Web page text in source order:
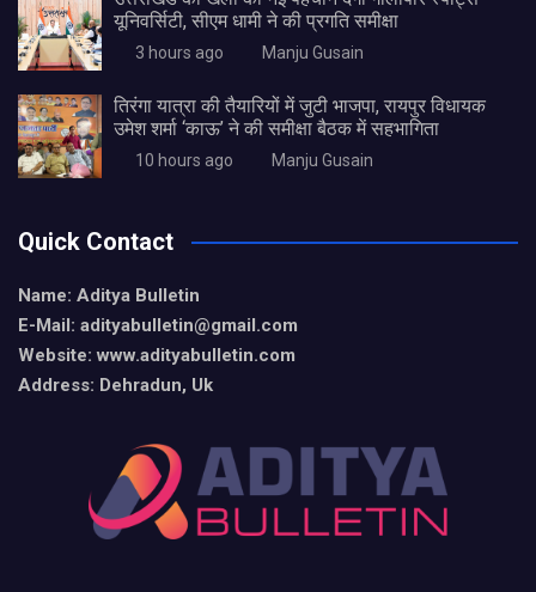
यूनिवर्सिटी, सीएम धामी ने की प्रगति समीक्षा
3 hours ago Manju Gusain
तिरंगा यात्रा की तैयारियों में जुटी भाजपा, रायपुर विधायक
उमेश शर्मा ‘काऊ’ ने की समीक्षा बैठक में सहभागिता
10 hours ago Manju Gusain
Quick Contact
Name: Aditya Bulletin
E-Mail: adityabulletin@gmail.com
Website: www.adityabulletin.com
Address: Dehradun, Uk